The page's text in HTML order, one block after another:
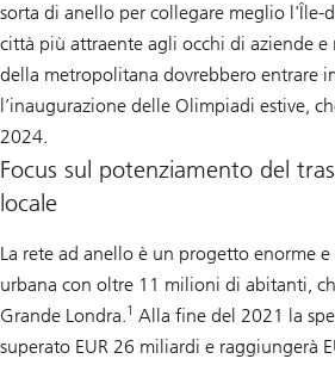
sorta di anello per collegare meglio l'Île-
città più attraente agli occhi di aziende e
della metropolitana dovrebbero entrare
l’inaugurazione delle Olimpiadi estive,
2024.
Focus sul potenziamento del
locale
La rete ad anello è un progetto enorme
urbana con oltre 11 milioni di abitanti,
Grande Londra.1 Alla fine del 2021 la
superato EUR 26 miliardi e raggiungerà